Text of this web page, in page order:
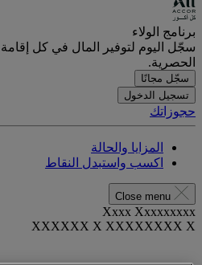
برنامج الولاء
سجّل اليوم لتوفير المال في كل إقامة
الحصرية.
سجّل مجانًا
تسجيل الدخول
حجوزاتك
المزايا والحالة
اكسب واستبدل النقاط
Close menu
Xxxx Xxxxxxxxx
XXXXXX X XXXXXXXX X